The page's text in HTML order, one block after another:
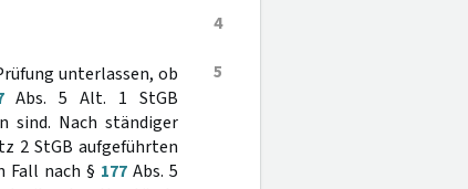
4
5
unterlassen, ob
Abs. 5 Alt. 1 StGB
sind. Nach ständiger
2 StGB aufgeführten
Fall nach § 177 Abs. 5